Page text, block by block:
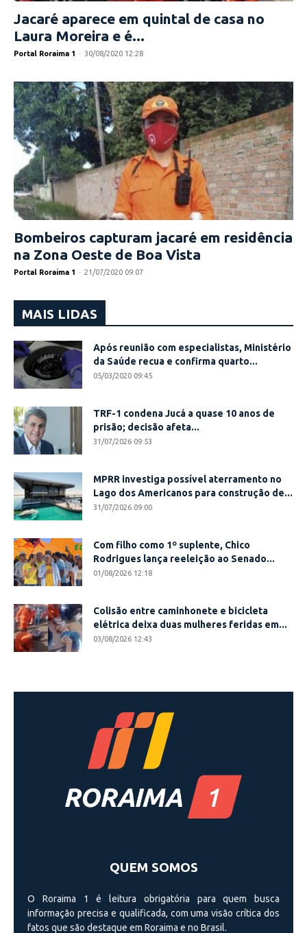
Jacaré aparece em quintal de casa no
Laura Moreira e é...
Portal Roraima 1 - 30/08/2020 12:28
Bombeiros capturam jacaré em residência
na Zona Oeste de Boa Vista
Portal Roraima 1 - 21/07/2020 09:07
MAIS LIDAS
Após reunião com especialistas, Ministério
da Saúde recua e confirma quarto...
05/03/2020 09:45
TRF-1 condena Jucá a quase 10 anos de
prisão; decisão afeta...
31/07/2026 09:53
MPRR investiga possível aterramento no
Lago dos Americanos para construção de...
31/07/2026 09:00
Com filho como 1º suplente, Chico
Rodrigues lança reeleição ao Senado...
01/08/2026 12:18
Colisão entre caminhonete e bicicleta
elétrica deixa duas mulheres feridas em...
03/08/2026 12:43
QUEM SOMOS
O Roraima 1 é leitura obrigatória para quem busca
informação precisa e qualificada, com uma visão crí­tica dos
fatos que são destaque em Roraima e no Brasil.